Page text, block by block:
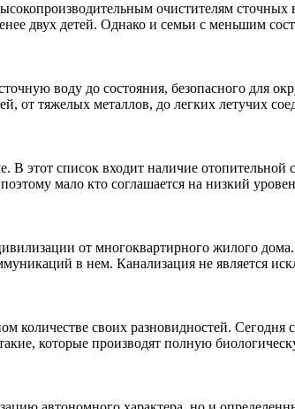
очистителям сточных
двух детей. Однако и семьи с меньшим
воду до состояния, безопасного для
от тяжелых металлов, до легких летучих
этот список входит наличие отопительной
мало кто соглашается на низкий
от многоквартирного жилого
в нем. Канализация не является
количестве своих разновидностей. Сегодня
которые производят полную